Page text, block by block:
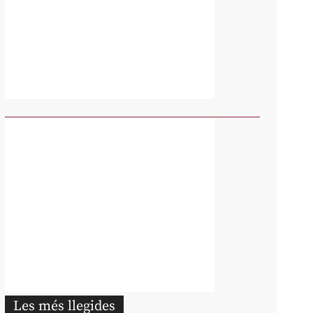
Les més llegides